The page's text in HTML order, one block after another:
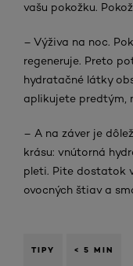
vašu pokožku.
– Výživa na noc.
regeneruje. Preto
hydratačné látky
aplikujete predtým,
– A na záver je
krásu: vnútorná
pleti. Pite dostatok
ovocných štiav a
TIPY < 5 MIN